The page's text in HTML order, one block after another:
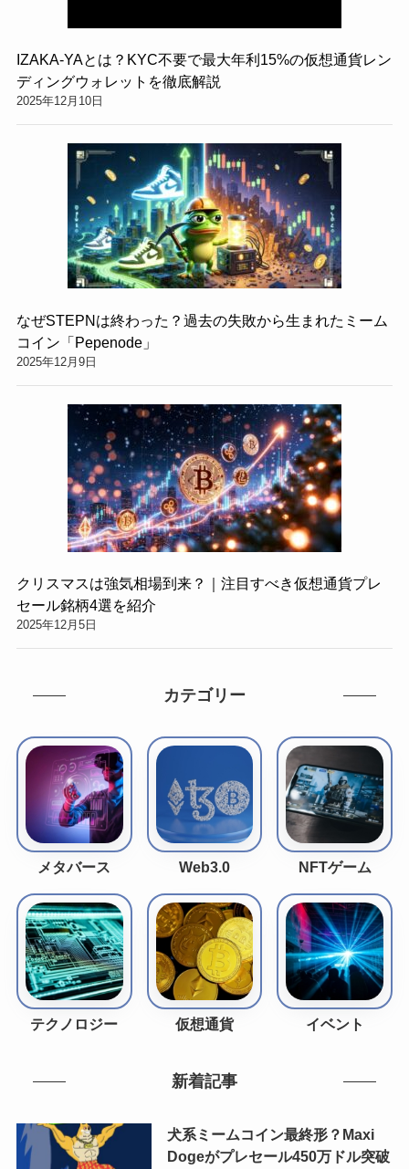
IZAKA-YAとは？KYC不要で最大年利15%の仮想通貨レン
ディングウォレットを徹底解説
2025年12月10日
なぜSTEPNは終わった？過去の失敗から生まれたミーム
コイン「Pepenode」
2025年12月9日
クリスマスは強気相場到来？｜注目すべき仮想通貨プレ
セール銘柄4選を紹介
2025年12月5日
カテゴリー
メタバース Web3.0 NFTゲーム
テクノロジー 仮想通貨 イベント
新着記事
犬系ミームコイン最終形？Maxi
Dogeがプレセール450万ドル突破